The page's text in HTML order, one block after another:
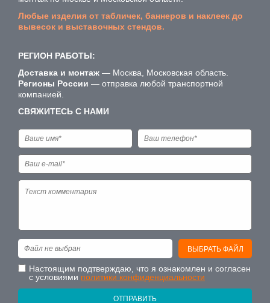
Любые изделия от табличек, баннеров и наклеек до
вывесок и выставочных стендов.
РЕГИОН РАБОТЫ:
Доставка и монтаж — Москва, Московская область.
Регионы России — отправка любой транспортной
компанией.
СВЯЖИТЕСЬ С НАМИ
ВЫБРАТЬ ФАЙЛ
Файл не выбран
Настоящим подтверждаю, что я ознакомлен и согласен
с условиями политики конфиденциальности
ОТПРАВИТЬ